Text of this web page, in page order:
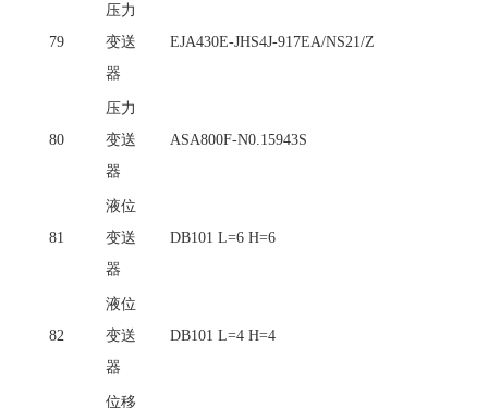
79
压力
变送
器
EJA430E-JHS4J-917EA/NS21/Z
80
压力
变送
器
ASA800F-N0.15943S
81
液位
变送
器
DB101 L=6 H=6
82
液位
变送
器
DB101 L=4 H=4
位移